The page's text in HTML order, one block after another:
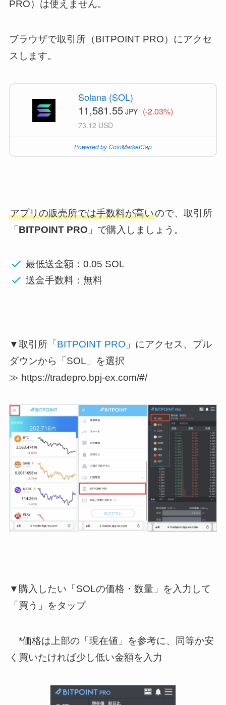
PRO）は使えません。
ブラウザで取引所（BITPOINT PRO）にアクセ
スします。
Solana (SOL)
11,581.55 JPY (-2.03%)
73.12 USD
Powered by CoinMarketCap
アプリの販売所では手数料が高いので、取引所
「 BITPOINT PRO 」で購入しましょう。
最低送金額：0.05 SOL
送金手数料：無料
▼取引所「BITPOINT PRO 」にアクセス、プル
ダウンから「SOL」を選択
≫ https://tradepro.bpj-ex.com/#/
▼購入したい「SOLの価格・数量」を入力して
「買う」をタップ
*価格は上部の「現在値」を参考に、同等か安
く買いたければ少し低い金額を入力